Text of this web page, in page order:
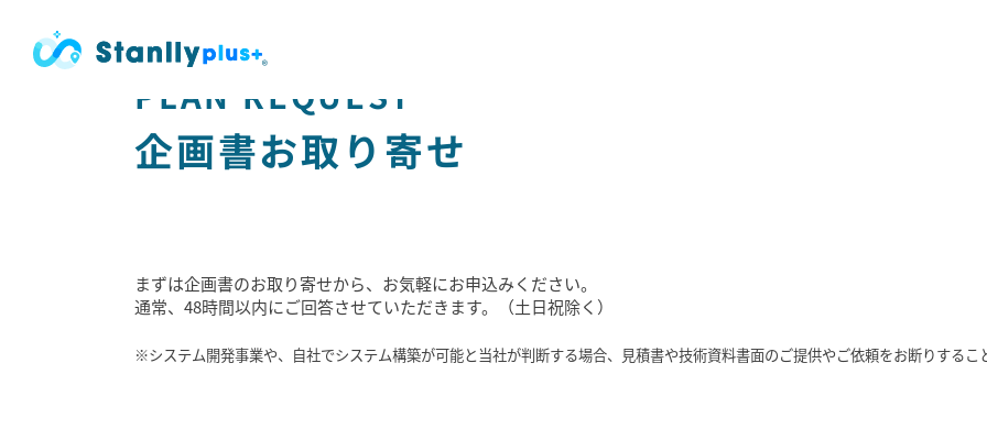
PLAN REQUEST
企画書お取り寄せ
まずは企画書のお取り寄せから、お気軽にお申込みください。
通常、 48時間以内にご回答させていただきます。 （土日祝除く）
※システム開発事業や、自社でシステム構築が可能と当社が判断する場合、見積書や技術資料書面のご提供やご依頼をお断りする